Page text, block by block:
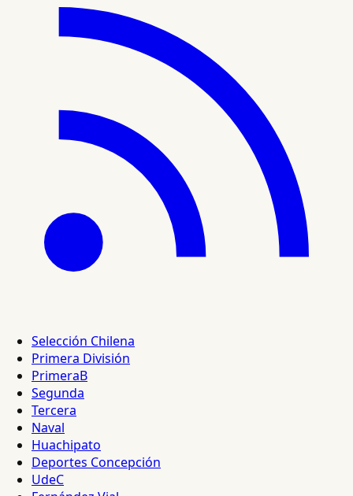
Selección Chilena
Primera División
PrimeraB
Segunda
Tercera
Naval
Huachipato
Deportes Concepción
UdeC